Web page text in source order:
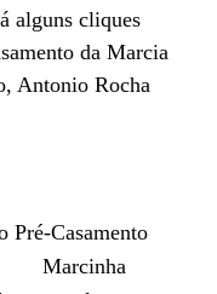
alguns cliques
da Marcia
Antonio Rocha
Pré-Casamento
Marcinha